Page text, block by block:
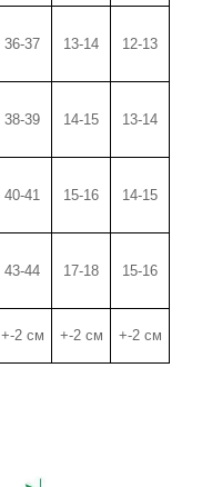
36-37 13-14 12-13
38-39 14-15 13-14
40-41 15-16 14-15
43-44 17-18 15-16
+-2 см +-2 см +-2 см